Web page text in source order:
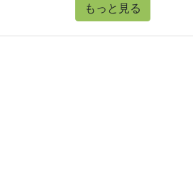
もっと見る